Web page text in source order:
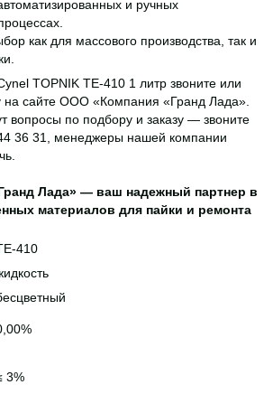
и ручных
как для массового производства, так и
ТOPNIK TE-410 1 литр звоните или
на сайте ООО «Компания «Гранд Лада».
вопросы по подбору и заказу — звоните
36 31, менеджеры нашей компании
Лада» — ваш надежный партнер в
материалов для пайки и ремонта
410
3%